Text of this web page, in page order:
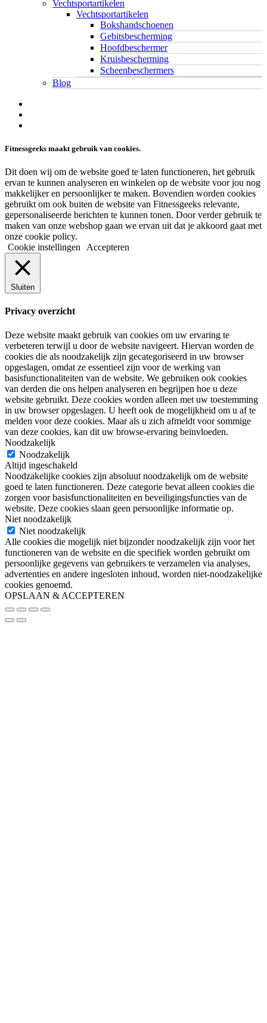
Vechtsportartikelen
Vechtsportartikelen
Bokshandschoenen
Gebitsbescherming
Hoofdbeschermer
Kruisbescherming
Scheenbeschermers
Blog
Fitnessgeeks maakt gebruik van cookies.
Dit doen wij om de website goed te laten functioneren, het gebruik
ervan te kunnen analyseren en winkelen op de website voor jou nog
makkelijker en persoonlijker te maken. Bovendien worden cookies
gebruikt om ook buiten de website van Fitnessgeeks relevante,
gepersonaliseerde berichten te kunnen tonen. Door verder gebruik te
maken van onze webshop gaan we ervan uit dat je akkoord gaat met
onze cookie policy.
Cookie instellingen
Accepteren
Sluiten
Privacy overzicht
Deze website maakt gebruik van cookies om uw ervaring te
verbeteren terwijl u door de website navigeert. Hiervan worden de
cookies die als noodzakelijk zijn gecategoriseerd in uw browser
opgeslagen, omdat ze essentieel zijn voor de werking van
basisfunctionaliteiten van de website. We gebruiken ook cookies
van derden die ons helpen analyseren en begrijpen hoe u deze
website gebruikt. Deze cookies worden alleen met uw toestemming
in uw browser opgeslagen. U heeft ook de mogelijkheid om u af te
melden voor deze cookies. Maar als u zich afmeldt voor sommige
van deze cookies, kan dit uw browse-ervaring beïnvloeden.
Noodzakelijk
Noodzakelijk
Altijd ingeschakeld
Noodzakelijke cookies zijn absoluut noodzakelijk om de website
goed te laten functioneren. Deze categorie bevat alleen cookies die
zorgen voor basisfunctionaliteiten en beveiligingsfuncties van de
website. Deze cookies slaan geen persoonlijke informatie op.
Niet noodzakelijk
Niet noodzakelijk
Alle cookies die mogelijk niet bijzonder noodzakelijk zijn voor het
functioneren van de website en die specifiek worden gebruikt om
persoonlijke gegevens van gebruikers te verzamelen via analyses,
advertenties en andere ingesloten inhoud, worden niet-noodzakelijke
cookies genoemd.
OPSLAAN & ACCEPTEREN